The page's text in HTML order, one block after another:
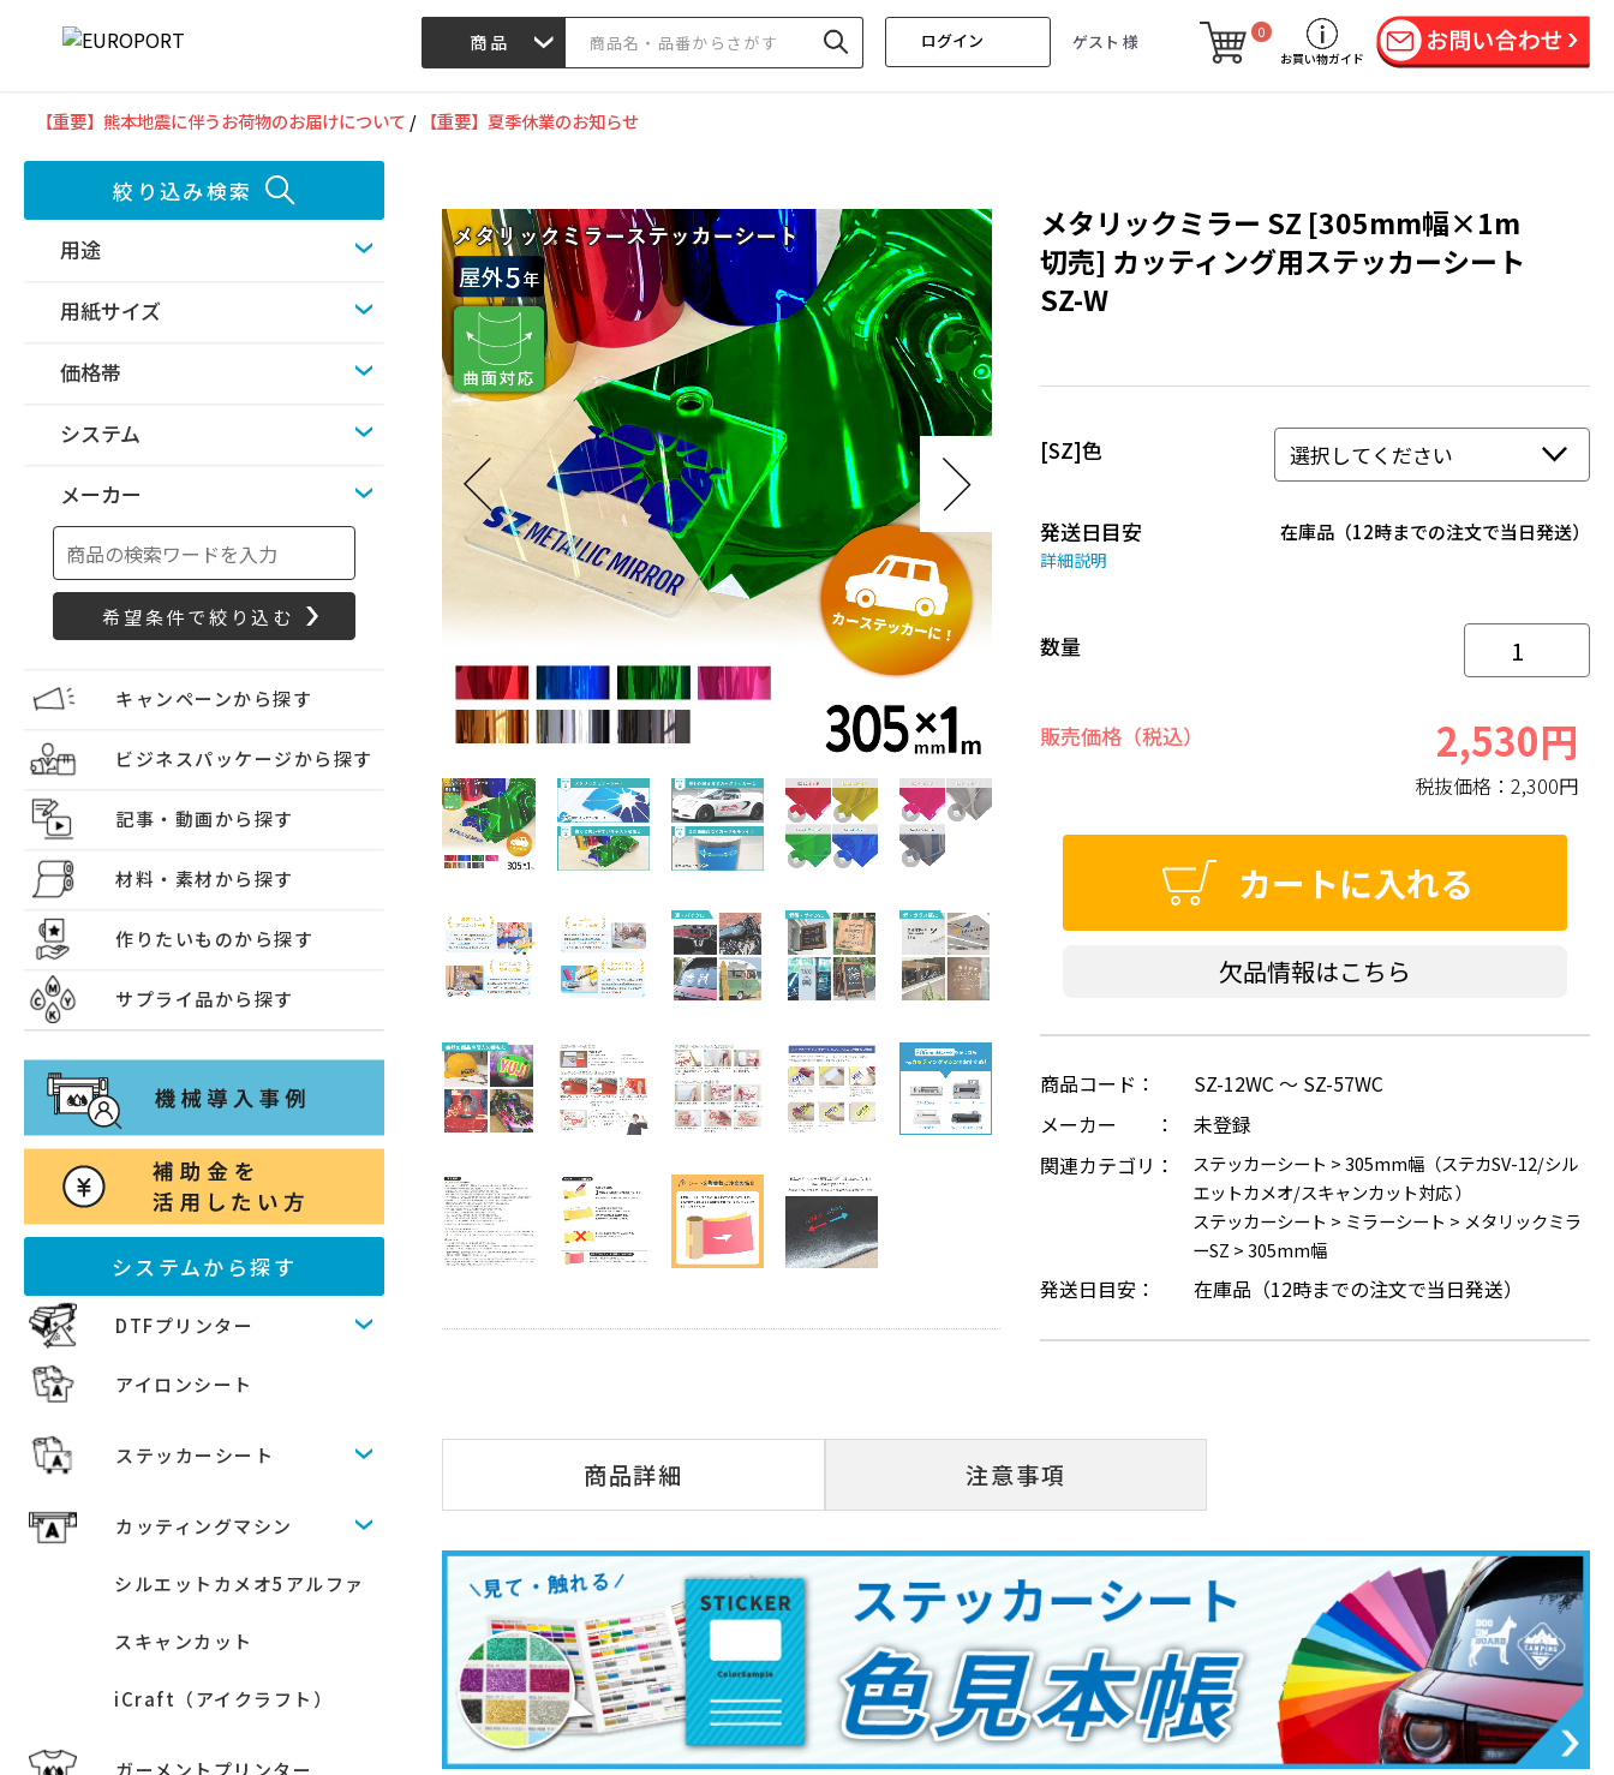
商品 ログイン ゲスト 様
0
お買い物ガイド
【重要】熊本地震に伴うお荷物のお届けについて / 【重要】夏季休業のお知らせ
絞り込み検索
用途
用紙サイズ
価格帯
システム
メーカー
キャンペーンから探す
ビジネスパッケージから探す
記事・動画から探す
材料・素材から探す
作りたいものから探す
サプライ品から探す
システムから探す
DTFプリンター
アイロンシート
ステッカーシート
カッティングマシン
シルエットカメオ5アルファ
スキャンカット
iCraft（アイクラフト）
ガーメントプリンター
メタリックミラー SZ [305mm幅×1m
切売] カッティング用ステッカーシート
SZ-W
[SZ]色
発送日目安
詳細説明
在庫品（12時までの注文で当日発送）
数量
販売価格（税込） 2,530円
税抜価格： 2,300円
カートに入れる
欠品情報はこちら
商品コード：
SZ-12WC ～ SZ-57WC
メーカー ：
未登録
関連カテゴリ：
ステッカーシート >305mm幅（ステカSV-12/シル
エットカメオ/スキャンカット対応 ）
ステッカーシート > ミラーシート > メタリックミラ
ーSZ >305mm幅
発送日目安： 在庫品（12時までの注文で当日発送）
商品詳細 注意事項